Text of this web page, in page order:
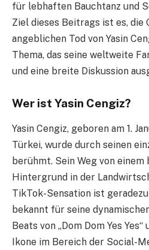
für lebhaften Bauchtanz und
Ziel dieses Beitrags ist es, die
angeblichen Tod von Yasin
Thema, das seine weltweite
und eine breite Diskussion
Wer ist Yasin Cengiz?
Yasin Cengiz, geboren am 1.
Türkei, wurde durch seinen
berühmt. Sein Weg von einem
Hintergrund in der
TikTok-Sensation ist
bekannt für seine
Beats von „Dom Dom Yes
Ikone im Bereich der Social-